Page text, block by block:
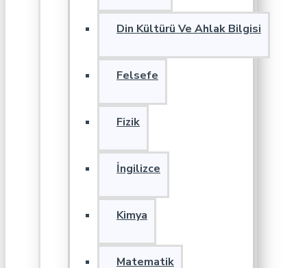
Din Kültürü Ve Ahlak Bilgisi
Felsefe
Fizik
İngilizce
Kimya
Matematik